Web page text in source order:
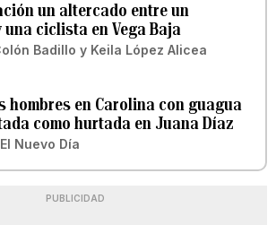
un altercado entre un
ciclista en Vega Baja
Badillo y Keila López Alicea
hombres en Carolina con guagua
como hurtada en Juana Díaz
Nuevo Día
PUBLICIDAD